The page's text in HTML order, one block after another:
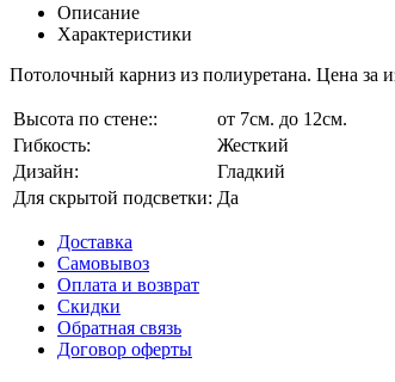
Описание
Характеристики
Потолочный карниз из полиуретана. Цена за
Высота по стене::
от 7см. до 12см.
Гибкость:
Жесткий
Дизайн:
Гладкий
Для скрытой подсветки: Да
Доставка
Самовывоз
Оплата и возврат
Скидки
Обратная связь
Договор оферты